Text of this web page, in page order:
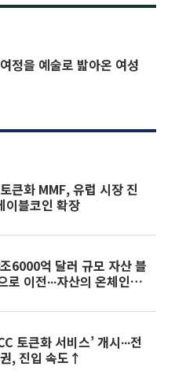
정을 예술로 밟아온 여성
큰화 MMF, 유럽 시장 진
이블코인 확장
6000억 달러 규모 자산 블
로 이전∙∙∙자산의 온체인화
토큰화 서비스’ 개시∙∙∙전
, 진입 속도↑